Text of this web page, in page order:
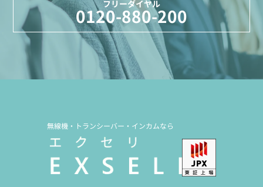
フリーダイヤル
0120-880-200
無線機・トランシーバー・インカムなら